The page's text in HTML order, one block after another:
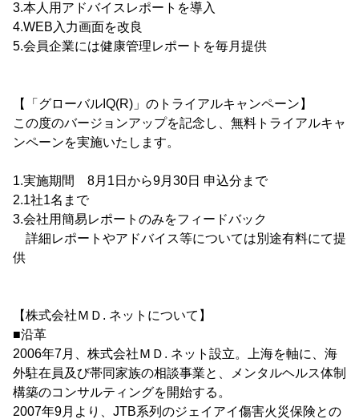
3.本人用アドバイスレポートを導入
4.WEB入力画面を改良
5.会員企業には健康管理レポートを毎月提供
【「グローバルIQ(R)」のトライアルキャンペーン】
この度のバージョンアップを記念し、無料トライアルキャ
ンペーンを実施いたします。
1.実施期間 8月1日から9月30日 申込分まで
2.1社1名まで
3.会社用簡易レポートのみをフィードバック
詳細レポートやアドバイス等については別途有料にて提
供
【株式会社ＭＤ. ネットについて】
■沿革
2006年7月、株式会社ＭＤ. ネット設立。上海を軸に、海
外駐在員及び帯同家族の相談事業と、メンタルヘルス体制
構築のコンサルティングを開始する。
2007年9月より、JTB系列のジェイアイ傷害火災保険との